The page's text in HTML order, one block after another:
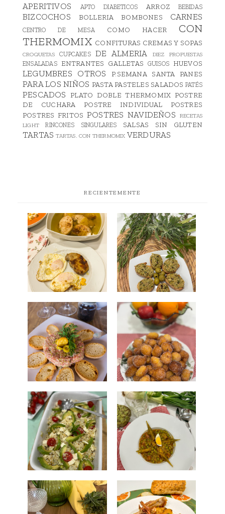
APERITIVOS APTO DIABETICOS ARROZ BEBIDAS
BIZCOCHOS BOLLERIA BOMBONES CARNES
CENTRO DE MESA COMO HACER
CON
THERMOMIX CONFITURAS CREMAS Y SOPAS
CROQUETAS CUPCAKES DE ALMERIA DIEZ PROPUESTAS
ENSALADAS ENTRANTES GALLETAS GUISOS HUEVOS
LEGUMBRES OTROS P.SEMANA SANTA PANES
PARA LOS NIÑOS PASTA PASTELES SALADOS PATÉS
PESCADOS PLATO DOBLE THERMOMIX POSTRE
DE CUCHARA
POSTRE INDIVIDUAL
POSTRES
POSTRES FRITOS POSTRES NAVIDEÑOS
RECETAS
LIGHT
RINCONES SINGULARES SALSAS SIN GLUTEN
TARTAS TARTAS. CON THERMOMIX VERDURAS
RECIENTEMENTE